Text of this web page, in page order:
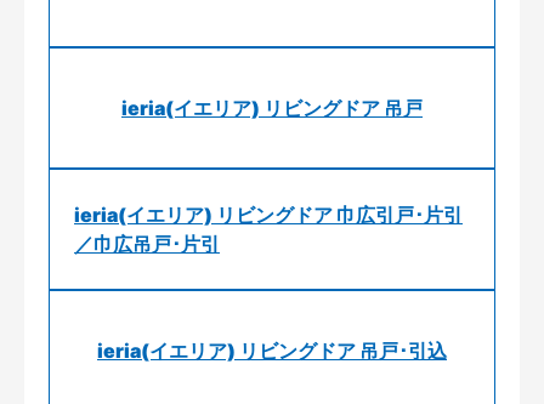
ieria(イエリア) リビングドア 吊戸
ieria(イエリア) リビングドア 巾広引戸･片引
／巾広吊戸･片引
ieria(イエリア) リビングドア 吊戸･引込